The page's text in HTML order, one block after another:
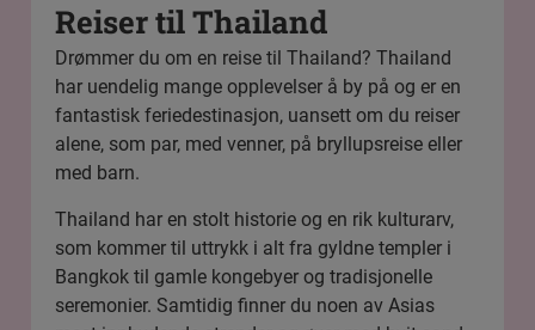
Reiser til Thailand
Drømmer du om en reise til Thailand? Thailand
har uendelig mange opplevelser å by på og er en
fantastisk feriedestinasjon, uansett om du reiser
alene, som par, med venner, på bryllupsreise eller
med barn.
Thailand har en stolt historie og en rik kulturarv,
som kommer til uttrykk i alt fra gyldne templer i
Bangkok til gamle kongebyer og tradisjonelle
seremonier. Samtidig finner du noen av Asias